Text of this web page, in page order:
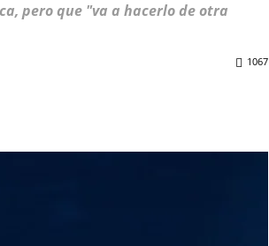
pero que "va a hacerlo de otra
1067